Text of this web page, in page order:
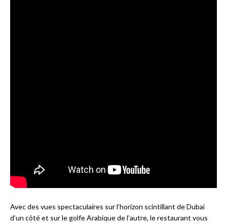
Avec des vues spectaculaires sur l’horizon scintillant de Dubai
d’un côté et sur le golfe Arabique de l’autre, le restaurant vous